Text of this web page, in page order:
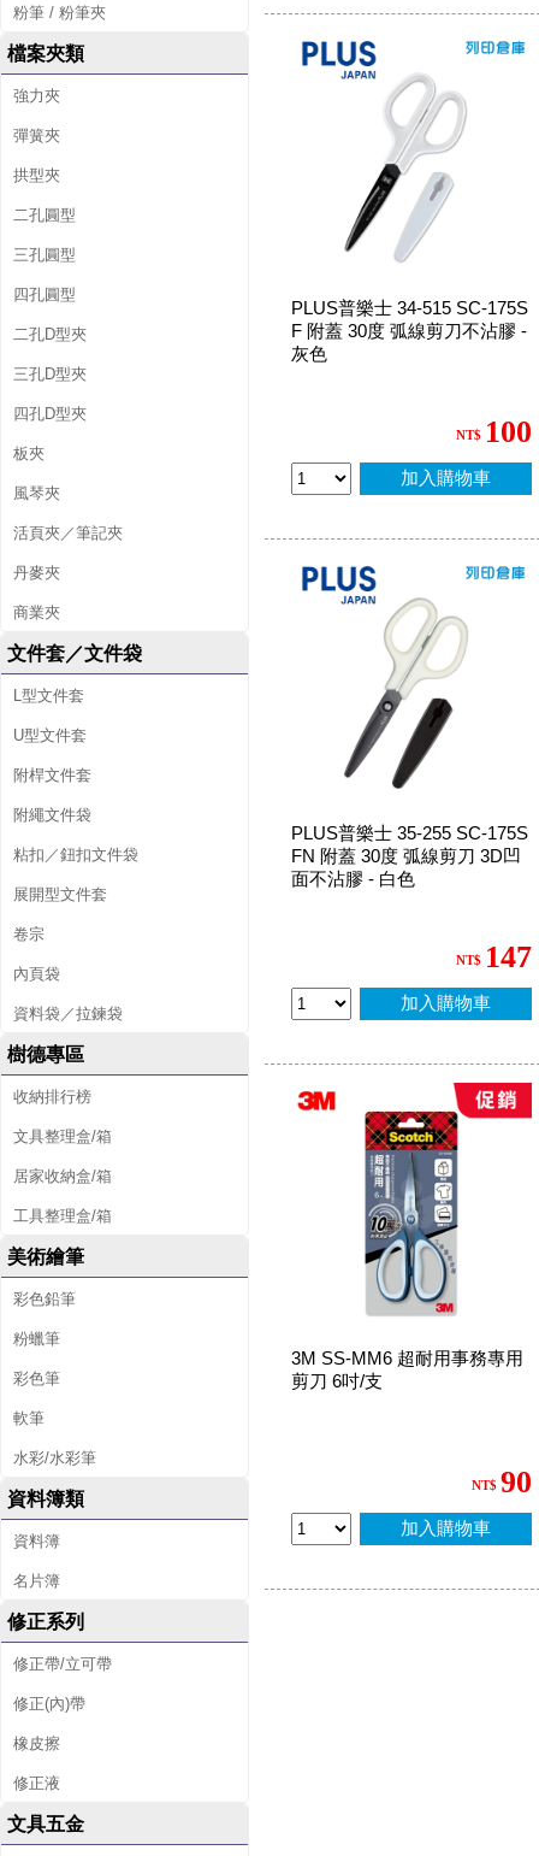
粉筆 / 粉筆夾
檔案夾類
強力夾
彈簧夾
拱型夾
二孔圓型
三孔圓型
四孔圓型
二孔D型夾
三孔D型夾
四孔D型夾
板夾
風琴夾
活頁夾／筆記夾
丹麥夾
商業夾
文件套／文件袋
L型文件套
U型文件套
附桿文件套
附繩文件袋
粘扣／鈕扣文件袋
展開型文件套
卷宗
內頁袋
資料袋／拉鍊袋
樹德專區
收納排行榜
文具整理盒/箱
居家收納盒/箱
工具整理盒/箱
美術繪筆
彩色鉛筆
粉蠟筆
彩色筆
軟筆
水彩/水彩筆
資料簿類
資料簿
名片簿
修正系列
修正帶/立可帶
修正(內)帶
橡皮擦
修正液
文具五金
PLUS普樂士 34-515 SC-175S
F 附蓋 30度 弧線剪刀不沾膠 -
灰色
NT$ 100
加入購物車
PLUS普樂士 35-255 SC-175S
FN 附蓋 30度 弧線剪刀 3D凹
面不沾膠 - 白色
NT$ 147
加入購物車
3M SS-MM6 超耐用事務專用
剪刀 6吋/支
NT$ 90
加入購物車